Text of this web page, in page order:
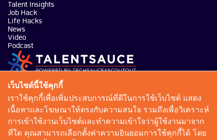
Talent Insights
Job Hack
Life Hacks
News
Video
Podcast
บริษัท เทคซอส มีเดีย จำกัด
101 ทรู ดิจิทัล พาร์ค อาคาร กริฟฟิน ชั้น 14 ห้อง 1401
ถนนสุขุมวิท แขวงบางจาก เขตพระโขนง กรุงเทพมหานคร
10260
talentsauce@techsauce.co
เว็บไซต์นี้ใช้คุกกี้
เราใช้คุกกี้เพื่อเพิ่มประสบการณ์ที่ดีในการใช้เว็บไซต์ แสดง
เนื้อหาและโฆษณาให้ตรงกับความสนใจ รวมถึงเพื่อวิเคราะห์
การเข้าใช้งานเว็บไซต์และทำความเข้าใจว่าผู้ใช้งานมาจาก
ที่ใด คุณสามารถเลือกตั้งค่าความยินยอมการใช้คุกกี้ได้ โดย